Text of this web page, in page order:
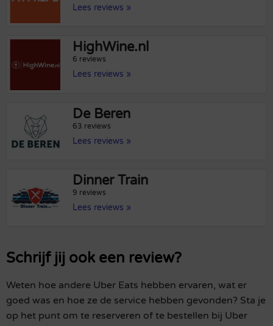
Lees reviews »
HighWine.nl
6 reviews
Lees reviews »
De Beren
63 reviews
Lees reviews »
Dinner Train
9 reviews
Lees reviews »
Schrijf jij ook een review?
Weten hoe andere Uber Eats hebben ervaren, wat er
goed was en hoe ze de service hebben gevonden? Sta je
op het punt om te reserveren of te bestellen bij Uber